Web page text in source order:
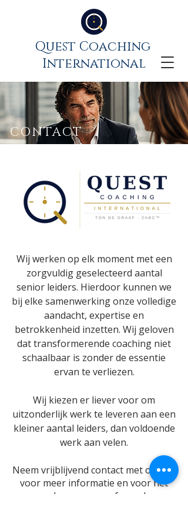
Quest Coaching
International
CONTACT
Wij werken op elk moment met een
zorgvuldig geselecteerd aantal
senior leiders. Hierdoor kunnen we
bij elke samenwerking onze volledige
aandacht, expertise en
betrokkenheid inzetten. Wij geloven
dat transformerende coaching niet
schaalbaar is zonder de essentie
ervan te verliezen.
Wij kiezen er liever voor om
uitzonderlijk werk te leveren aan een
kleiner aantal leiders, dan voldoende
werk aan velen.
Neem vrijblijvend contact met ons op
voor meer informatie en voor het
maken van een afspraak